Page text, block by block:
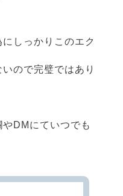
しっかりこのエク
ので完璧ではあり
DMにていつでも